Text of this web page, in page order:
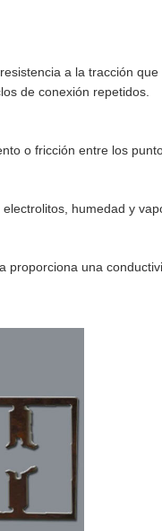
a la tracción
de conexión repetidos.
o fricción entre los
humedad y
una